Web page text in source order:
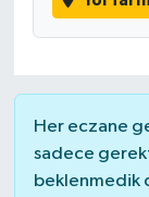
Her eczane
sadece
beklenmedik